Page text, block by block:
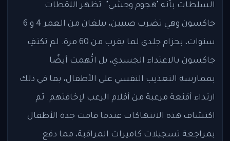
السلطات بأنه "هجوم وحشي". تظهر اللقطات
جاكسون وهي تضرب صبيين، يبلغان من العمر 4 و 6
سنوات، بحزام جلدي لما يقرب من 60 مرة. لم تكتفِ
جاكسون بالاعتداء الجسدي، بل اتُهمت أيضًا
بممارسة التعذيب النفسي على الأطفال، بما في ذلك
ارتداء أقنعة مرعبة من أفلام الرعب لإخافتهم. تم
اكتشاف هذه الانتهاكات عندما قامت جدة الأطفال
بمراجعة تسجيلات كاميرات المراقبة، مما دفع